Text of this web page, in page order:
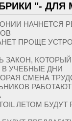
"-
НАЧНЕТСЯ
ПРОЩЕ
ЗАКОН,
УЧЕБНЫЕ ДНИ
СМЕНА
ЛЕТОМ БУДУТ